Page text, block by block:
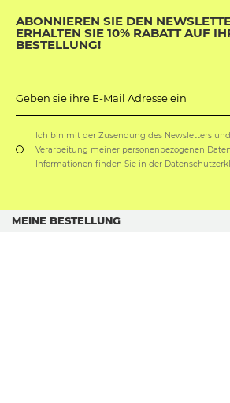
ABONNIEREN SIE DEN
ERHALTEN SIE 10% RABATT AUF
BESTELLUNG!
Geben sie ihre E-Mail Adresse ein
Ich bin mit der Zusendung des Newsletters
Verarbeitung meiner personenbezogenen
Informationen finden Sie in der
MEINE BESTELLUNG